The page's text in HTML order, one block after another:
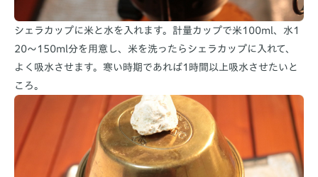
シェラカップに米と水を入れます。計量カップで米100ml、水1
20～150ml分を用意し、米を洗ったらシェラカップに入れて、
よく吸水させます。寒い時期であれば1時間以上吸水させたいと
ころ。